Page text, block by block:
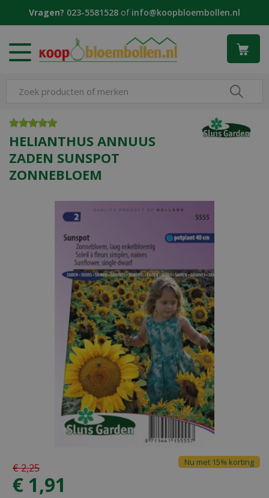
Vragen? 023-5581528 of info@koopbloembollen.nl
HELIANTHUS ANNUUS
ZADEN SUNSPOT
ZONNEBLOEM
€2,25
€ 1,91
Nu met 15% korting